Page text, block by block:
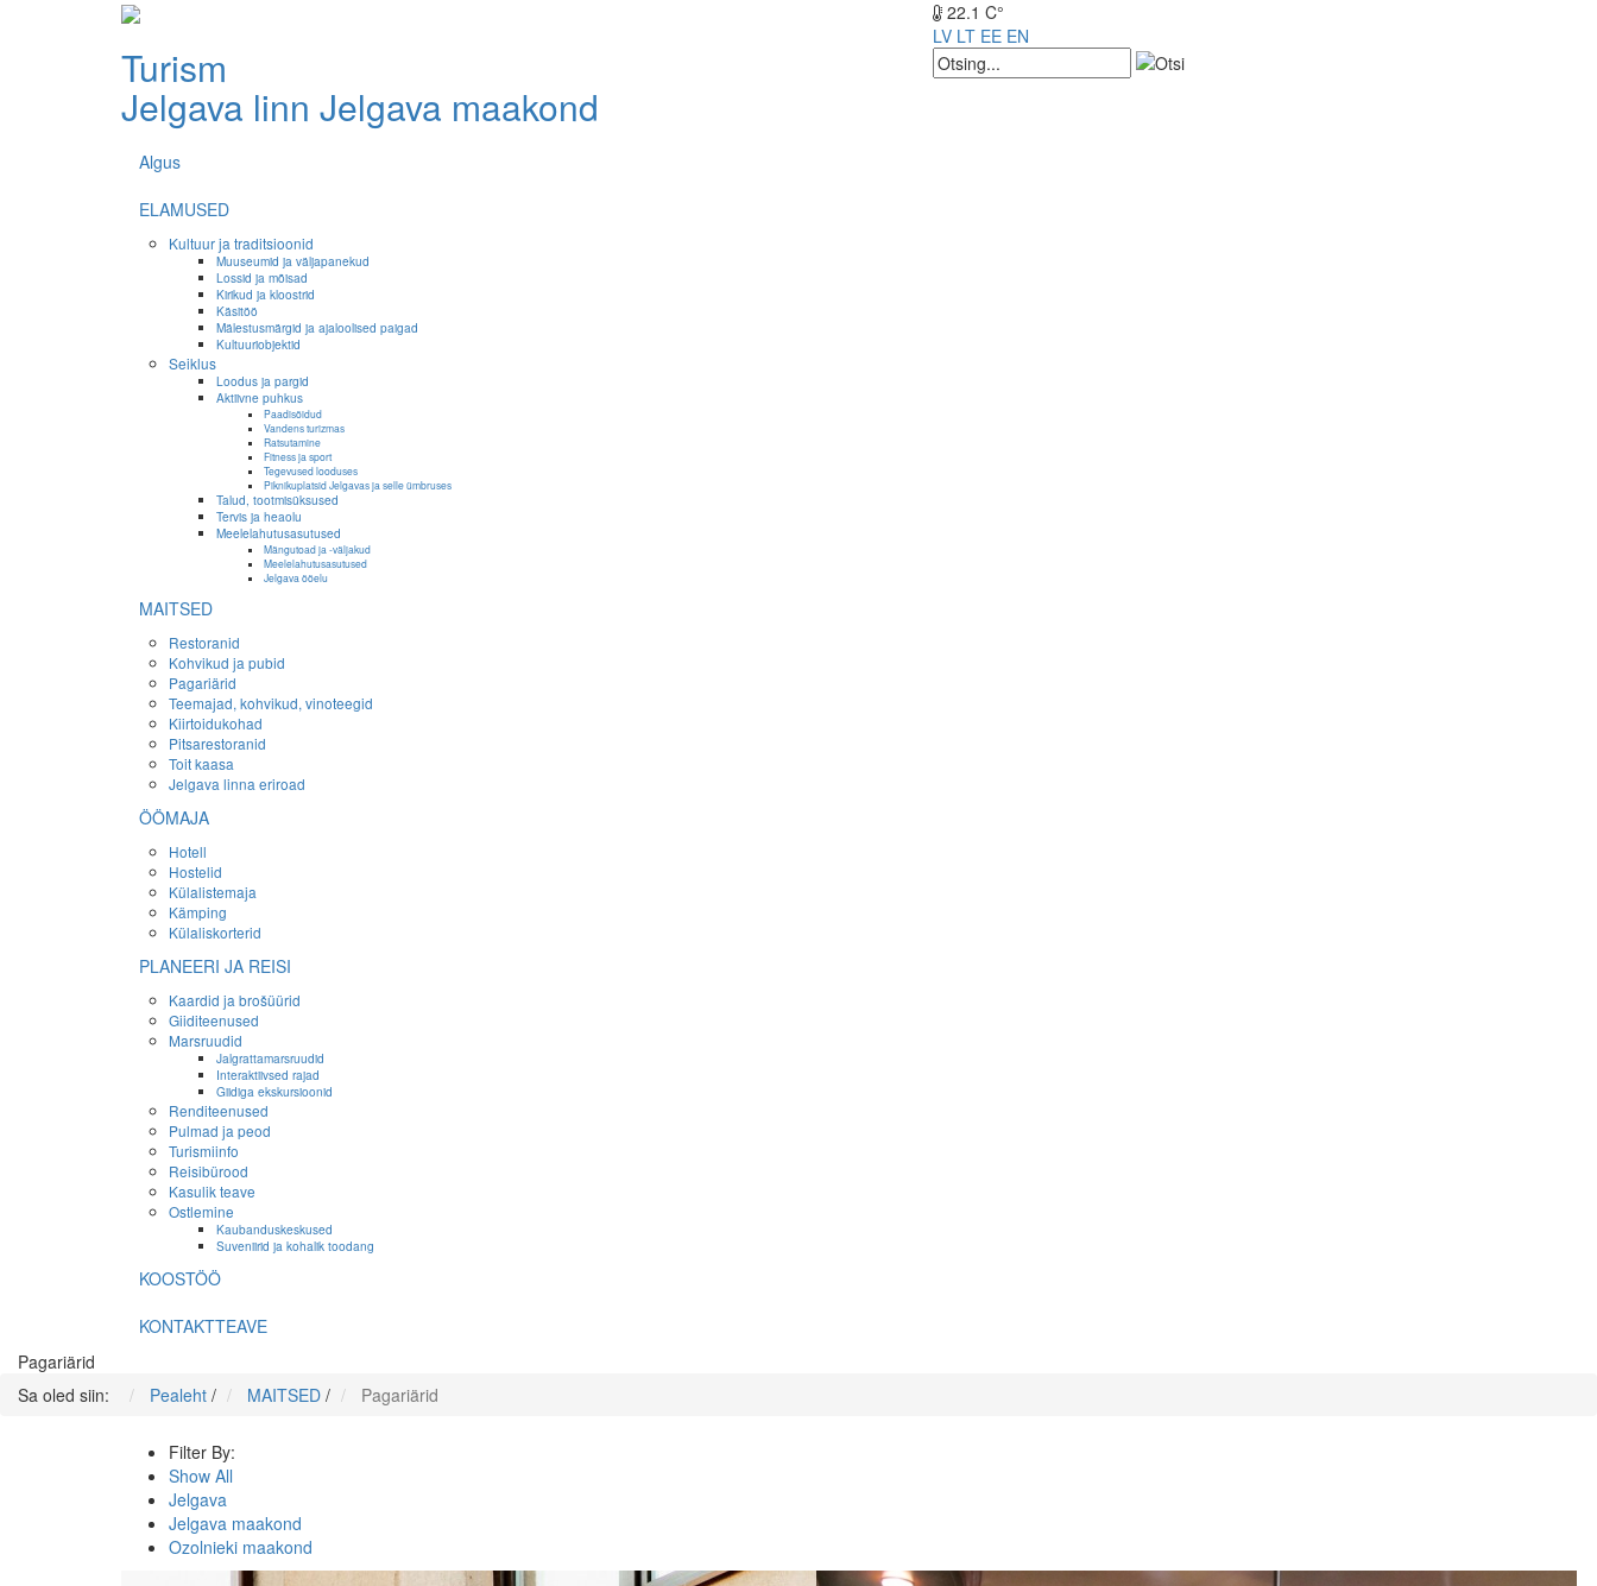
Turism
Jelgava linn Jelgava maakond
22.1 C°
LV LT EE EN
Algus
ELAMUSED
Kultuur ja traditsioonid
Muuseumid ja väljapanekud
Lossid ja mõisad
Kirikud ja kloostrid
Käsitöö
Mälestusmärgid ja ajaloolised paigad
Kultuuriobjektid
Seiklus
Loodus ja pargid
Aktiivne puhkus
Paadisõidud
Vandens turizmas
Ratsutamine
Fitness ja sport
Tegevused looduses
Piknikuplatsid Jelgavas ja selle ümbruses
Talud, tootmisüksused
Tervis ja heaolu
Meelelahutusasutused
Mängutoad ja -väljakud
Meelelahutusasutused
Jelgava ööelu
MAITSED
Restoranid
Kohvikud ja pubid
Pagariärid
Teemajad, kohvikud, vinoteegid
Kiirtoidukohad
Pitsarestoranid
Toit kaasa
Jelgava linna eriroad
ÖÖMAJA
Hotell
Hostelid
Külalistemaja
Kämping
Külaliskorterid
PLANEERI JA REISI
Kaardid ja brošüürid
Giiditeenused
Marsruudid
Jalgrattamarsruudid
Interaktiivsed rajad
Giidiga ekskursioonid
Renditeenused
Pulmad ja peod
Turismiinfo
Reisibürood
Kasulik teave
Ostlemine
Kaubanduskeskused
Suveniirid ja kohalik toodang
KOOSTÖÖ
KONTAKTTEAVE
Pagariärid
Sa oled siin:
Pealeht / MAITSED / Pagariärid
Filter By:
Show All
Jelgava
Jelgava maakond
Ozolnieki maakond